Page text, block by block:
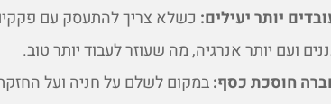
יותר יעילים: כשלא צריך להתעסק עם פקקים
ועם יותר אנרגיה, מה שעוזר לעבוד יותר טוב.
חוסכת כסף:במקום לשלם על חניה ועל